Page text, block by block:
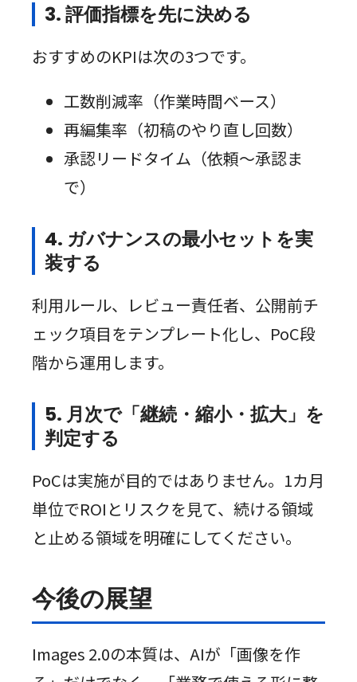
3. 評価指標を先に決める
おすすめのKPIは次の3つです。
工数削減率（作業時間ベース）
再編集率（初稿のやり直し回数）
承認リードタイム（依頼〜承認ま
で）
4. ガバナンスの最小セットを実
装する
利用ルール、レビュー責任者、公開前チ
ェック項目をテンプレート化し、PoC段
階から運用します。
5. 月次で「継続・縮小・拡大」を
判定する
PoCは実施が目的ではありません。1カ月
単位でROIとリスクを見て、続ける領域
と止める領域を明確にしてください。
今後の展望
Images 2.0の本質は、AIが「画像を作